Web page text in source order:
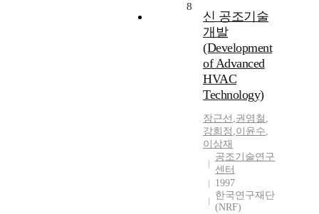
8
신 공조기술
개발
(Development
of Advanced
HVAC
Technology)
장근선 ,권영철 ,
강희정 ,이윤수,
이상재
공조기술연구
센터
1997
한국연구재단
(NRF)